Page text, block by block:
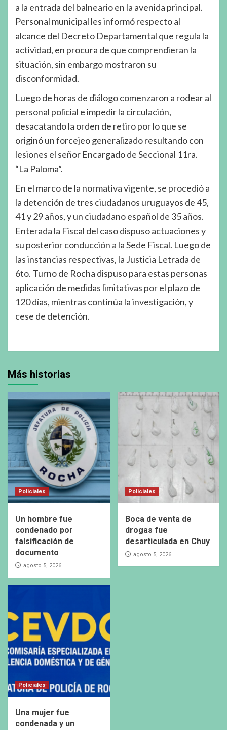
a la entrada del balneario en la avenida principal.
Personal municipal les informó respecto al
alcance del Decreto Departamental que regula la
actividad, en procura de que comprendieran la
situación, sin embargo mostraron su
disconformidad.
Luego de horas de diálogo comenzaron a rodear al
personal policial e impedir la circulación,
desacatando la orden de retiro por lo que se
originó un forcejeo generalizado resultando con
lesiones el señor Encargado de Seccional 11ra.
“La Paloma”.
En el marco de la normativa vigente, se procedió a
la detención de tres ciudadanos uruguayos de 45,
41 y 29 años, y un ciudadano español de 35 años.
Enterada la Fiscal del caso dispuso actuaciones y
su posterior conducción a la Sede Fiscal. Luego de
las instancias respectivas, la Justicia Letrada de
6to. Turno de Rocha dispuso para estas personas
aplicación de medidas limitativas por el plazo de
120 días, mientras continúa la investigación, y
cese de detención.
Más historias
Policiales
Un hombre fue
condenado por
falsificación de
documento
agosto 5, 2026
Policiales
Boca de venta de
drogas fue
desarticulada en Chuy
agosto 5, 2026
Policiales
Una mujer fue
condenada y un